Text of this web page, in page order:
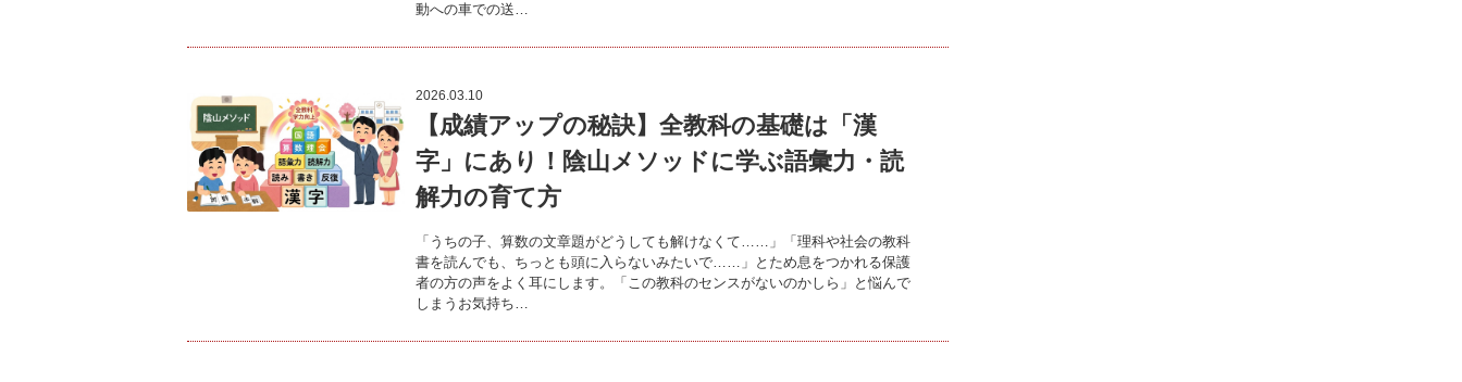
動への車での送…
2026.03.10
【成績アップの秘訣】全教科の基礎は「漢
字」にあり！陰山メソッドに学ぶ語彙力・読
解力の育て方
「うちの子、算数の文章題がどうしても解けなくて……」「理科や社会の教科
書を読んでも、ちっとも頭に入らないみたいで……」とため息をつかれる保護
者の方の声をよく耳にします。「この教科のセンスがないのかしら」と悩んで
しまうお気持ち…